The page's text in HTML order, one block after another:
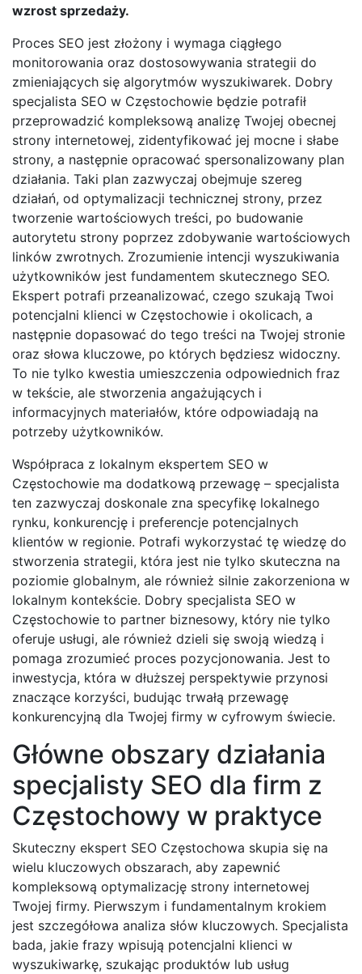
wzrost sprzedaży.
Proces SEO jest złożony i wymaga ciągłego
monitorowania oraz dostosowywania strategii do
zmieniających się algorytmów wyszukiwarek. Dobry
specjalista SEO w Częstochowie będzie potrafił
przeprowadzić kompleksową analizę Twojej obecnej
strony internetowej, zidentyfikować jej mocne i słabe
strony, a następnie opracować spersonalizowany plan
działania. Taki plan zazwyczaj obejmuje szereg
działań, od optymalizacji technicznej strony, przez
tworzenie wartościowych treści, po budowanie
autorytetu strony poprzez zdobywanie wartościowych
linków zwrotnych. Zrozumienie intencji wyszukiwania
użytkowników jest fundamentem skutecznego SEO.
Ekspert potrafi przeanalizować, czego szukają Twoi
potencjalni klienci w Częstochowie i okolicach, a
następnie dopasować do tego treści na Twojej stronie
oraz słowa kluczowe, po których będziesz widoczny.
To nie tylko kwestia umieszczenia odpowiednich fraz
w tekście, ale stworzenia angażujących i
informacyjnych materiałów, które odpowiadają na
potrzeby użytkowników.
Współpraca z lokalnym ekspertem SEO w
Częstochowie ma dodatkową przewagę – specjalista
ten zazwyczaj doskonale zna specyfikę lokalnego
rynku, konkurencję i preferencje potencjalnych
klientów w regionie. Potrafi wykorzystać tę wiedzę do
stworzenia strategii, która jest nie tylko skuteczna na
poziomie globalnym, ale również silnie zakorzeniona w
lokalnym kontekście. Dobry specjalista SEO w
Częstochowie to partner biznesowy, który nie tylko
oferuje usługi, ale również dzieli się swoją wiedzą i
pomaga zrozumieć proces pozycjonowania. Jest to
inwestycja, która w dłuższej perspektywie przynosi
znaczące korzyści, budując trwałą przewagę
konkurencyjną dla Twojej firmy w cyfrowym świecie.
Główne obszary działania
specjalisty SEO dla firm z
Częstochowy w praktyce
Skuteczny ekspert SEO Częstochowa skupia się na
wielu kluczowych obszarach, aby zapewnić
kompleksową optymalizację strony internetowej
Twojej firmy. Pierwszym i fundamentalnym krokiem
jest szczegółowa analiza słów kluczowych. Specjalista
bada, jakie frazy wpisują potencjalni klienci w
wyszukiwarkę, szukając produktów lub usług